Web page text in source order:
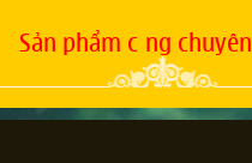
Sản phẩm cùng